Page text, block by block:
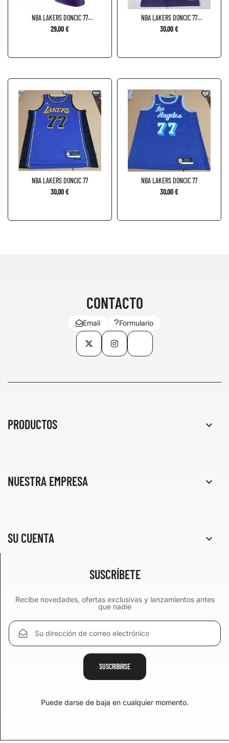
NBA LAKERS DONCIC 77
CAMISETA
29,00 €
NBA LAKERS DONCIC 77
ESPECIAL
30,00 €
NBA LAKERS DONCIC 77
30,00 €
favorite_border
NBA LAKERS DONCIC 77
30,00 €
favorite_border
CONTACTO
Email Formulario
Twitter InstagramTikTok
PRODUCTOS 
NUESTRA EMPRESA 
SU CUENTA 
SUSCRÍBETE
Recibe novedades, ofertas exclusivas y lanzamientos antes
que nadie
Puede darse de baja en cualquier momento.